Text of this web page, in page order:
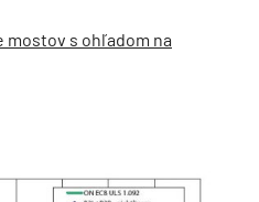
mostov s ohľadom na